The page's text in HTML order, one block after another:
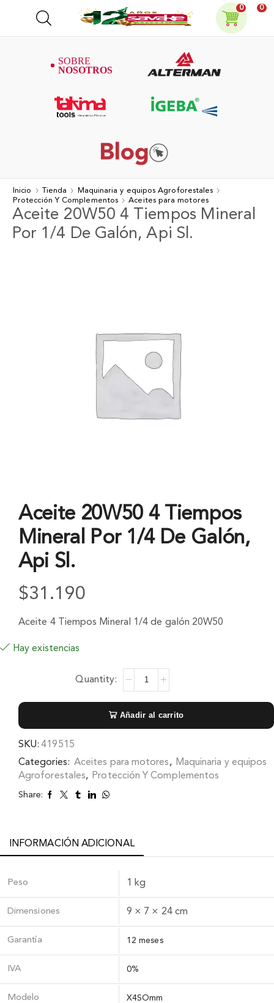
0 0
Inicio Tienda
Maquinaria y equipos Agroforestales
Protección Y Complementos
Aceites para motores
Aceite 20W50 4 Tiempos Mineral
Por 1/4 De Galón, Api Sl.
Aceite 20W50 4 Tiempos
Mineral Por 1/4 De Galón,
Api Sl.
$31.190
Aceite 4 Tiempos Mineral 1/4 de galón 20W50
Hay existencias
Añadir al carrito
SKU: 419515
Categories: Aceites para motores, Maquinaria y equipos
Agroforestales, Protección Y Complementos
Share:
INFORMACIÓN ADICIONAL
Peso 1 kg
Dimensiones 9 × 7 × 24 cm
Garantía 12 meses
IVA 0%
Modelo X4SOmm